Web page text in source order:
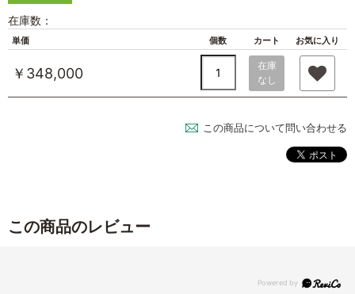
在庫数：
単価 個数 カート お気に入り
￥348,000
在庫
なし
この商品について問い合わせる
この商品のレビュー